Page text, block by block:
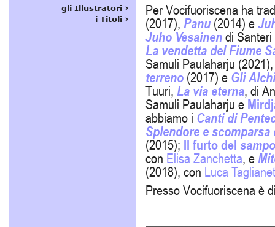
Per Vocifuoriscena ha
(2017), Panu (2014) e
Juho Vesainendi
La vendetta del Fiume
Samuli Paulaharju
terreno (2017) e Gli
Tuuri, La via eterna, di
Samuli Paulaharju e
abbiamo i Canti di
Splendore e
(2015); Il furto del sampo
con Elisa Zanchetta, e
(2018), con Luca
Presso Vocifuoriscena è